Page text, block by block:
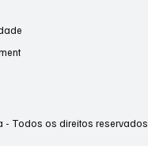
- Todos os direitos reservados